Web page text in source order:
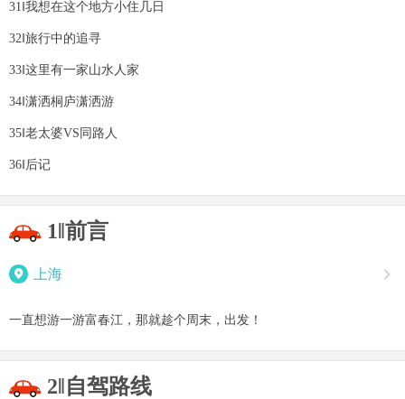
31‖我想在这个地方小住几日
32‖旅行中的追寻
33‖这里有一家山水人家
34‖潇洒桐庐潇洒游
35‖老太婆VS同路人
36‖后记
1‖前言
 上海 
一直想游一游富春江，那就趁个周末，出发！
2‖自驾路线